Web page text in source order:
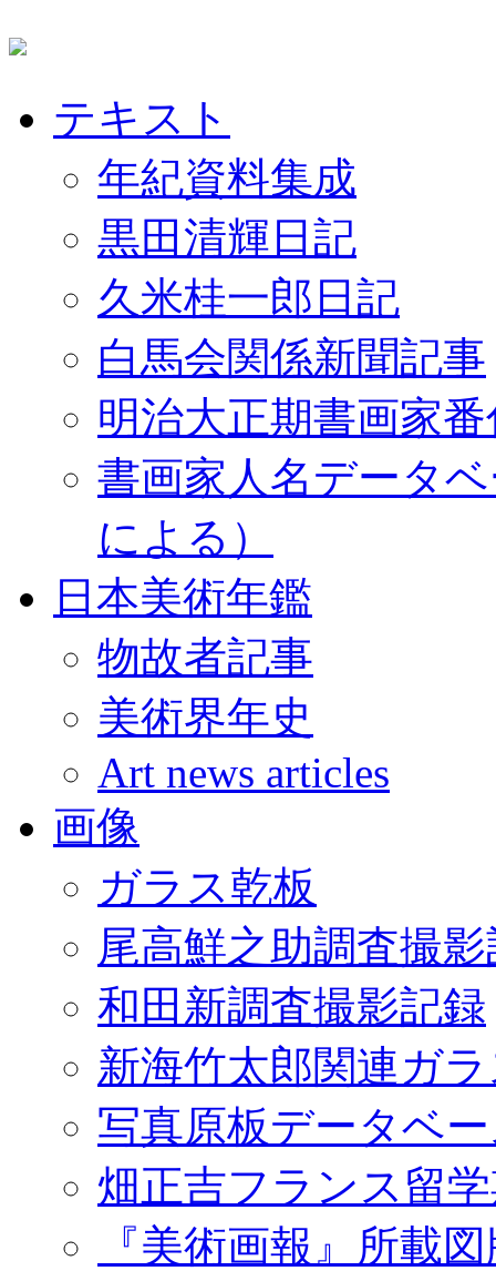
テキスト
年紀資料集成
黒田清輝日記
久米桂一郎日記
白馬会関係新聞記事
明治大正期書画家
書画家人名データ
による）
日本美術年鑑
物故者記事
美術界年史
Art news articles
画像
ガラス乾板
尾高鮮之助調査撮
和田新調査撮影記録
新海竹太郎関連ガ
写真原板データベ
畑正吉フランス留
『美術画報』所載